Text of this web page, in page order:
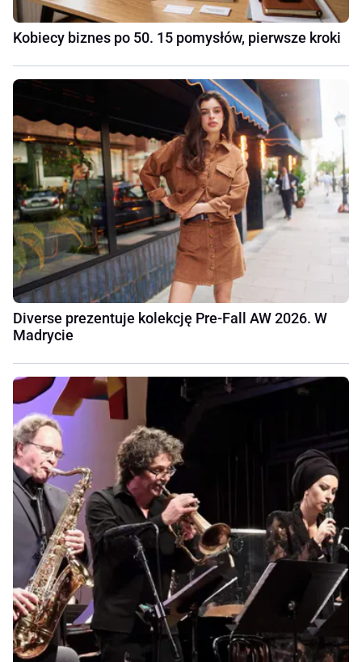
Kobiecy biznes po 50. 15 pomysłów, pierwsze kroki
Diverse prezentuje kolekcję Pre-Fall AW 2026. W
Madrycie